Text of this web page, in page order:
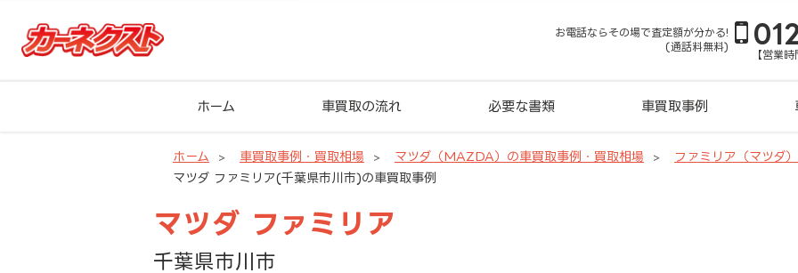
お電話ならその場で査定額が分かる!
(通話料無料)
【営業
ホーム 車買取の流れ 必要な書類 車買取事例
ホーム 車買取事例・買取相場 マツダ（MAZDA）の車買取事例・買取相場
ファミリア（マツダ
マツダ ファミリア(千葉県市川市)の車買取事例
マツダ ファミリア
千葉県市川市